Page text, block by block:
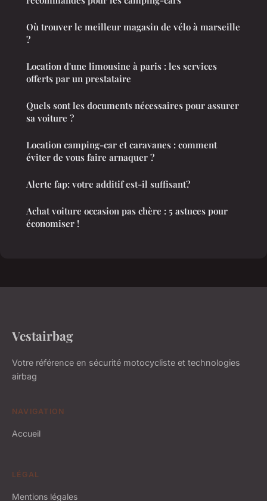
Où trouver le meilleur magasin de vélo à marseille
?
Location d'une limousine à paris : les services
offerts par un prestataire
Quels sont les documents nécessaires pour assurer
sa voiture ?
Location camping-car et caravanes : comment
éviter de vous faire arnaquer ?
Alerte fap: votre additif est-il suffisant?
Achat voiture occasion pas chère : 5 astuces pour
économiser !
Vestairbag
Votre référence en sécurité motocycliste et technologies
airbag
NAVIGATION
Accueil
LÉGAL
Mentions légales